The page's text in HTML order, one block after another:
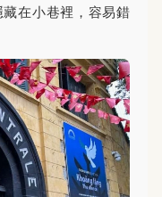
在小巷裡，容易錯